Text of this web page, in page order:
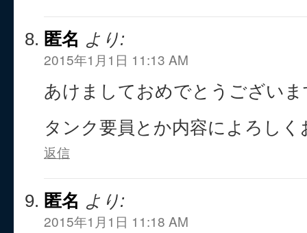
匿名 より:
2015年1月1日 11:13 AM
あけましておめでとうございま
タンク要員とか内容によろしく
返信
匿名 より:
2015年1月1日 11:18 AM